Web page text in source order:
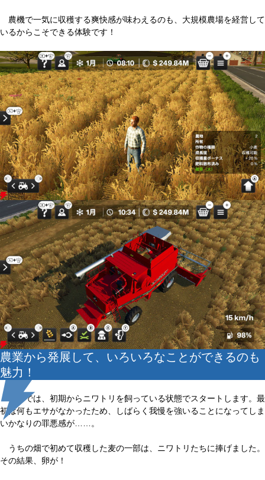
農機で一気に収穫する爽快感が味わえるのも、大規模農場を経営して
いるからこそできる体験です！
農業から発展して、いろいろなことができるのも
魅力！
本作では、初期からニワトリを飼っている状態でスタートします。最
初は何もエサがなかったため、しばらく我慢を強いることになってしま
いかなりの罪悪感が……。
うちの畑で初めて収穫した麦の一部は、ニワトリたちに捧げました。
その結果、卵が！